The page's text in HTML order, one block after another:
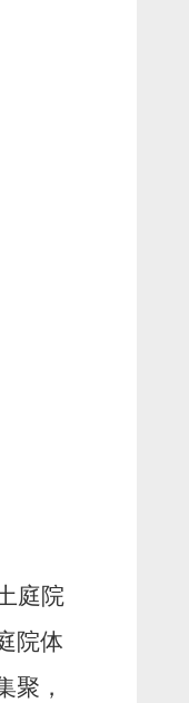
庭院
院体
聚，